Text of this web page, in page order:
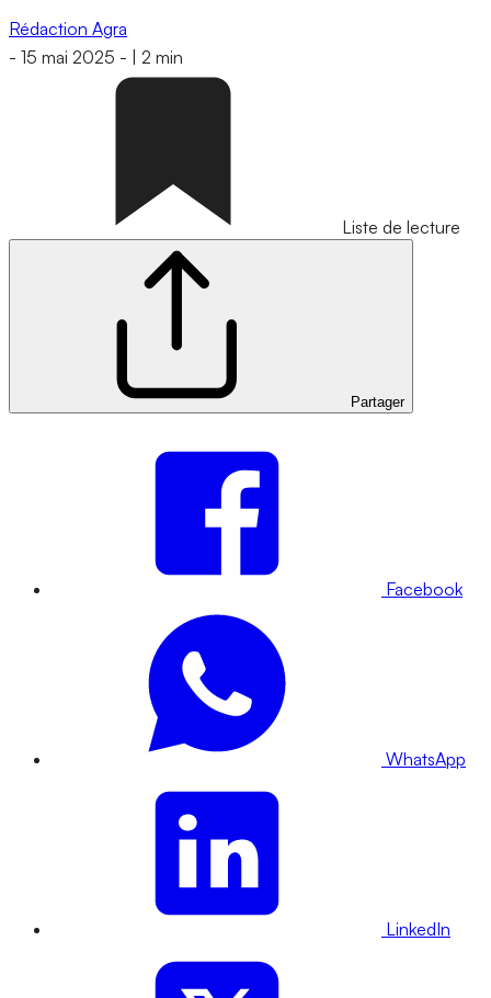
Rédaction Agra
- 15 mai 2025 - 2 min
Liste de lecture
Partager
Facebook
WhatsApp
LinkedIn